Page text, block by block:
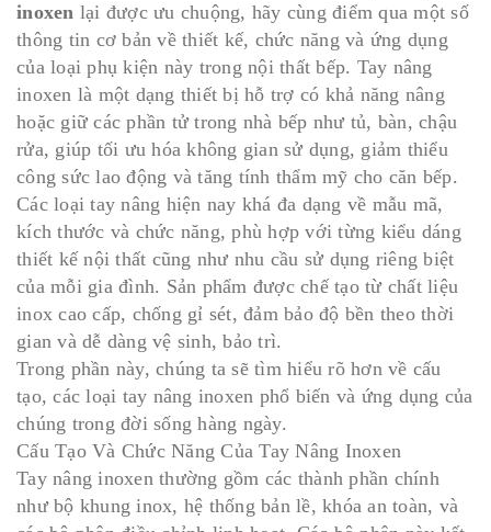
inoxen lại được ưu chuộng, hãy cùng điểm qua một số
thông tin cơ bản về thiết kế, chức năng và ứng dụng
của loại phụ kiện này trong nội thất bếp. Tay nâng
inoxen là một dạng thiết bị hỗ trợ có khả năng nâng
hoặc giữ các phần tử trong nhà bếp như tủ, bàn, chậu
rửa, giúp tối ưu hóa không gian sử dụng, giảm thiểu
công sức lao động và tăng tính thẩm mỹ cho căn bếp.
Các loại tay nâng hiện nay khá đa dạng về mẫu mã,
kích thước và chức năng, phù hợp với từng kiểu dáng
thiết kế nội thất cũng như nhu cầu sử dụng riêng biệt
của mỗi gia đình. Sản phẩm được chế tạo từ chất liệu
inox cao cấp, chống gỉ sét, đảm bảo độ bền theo thời
gian và dễ dàng vệ sinh, bảo trì.
Trong phần này, chúng ta sẽ tìm hiểu rõ hơn về cấu
tạo, các loại tay nâng inoxen phổ biến và ứng dụng của
chúng trong đời sống hàng ngày.
Cấu Tạo Và Chức Năng Của Tay Nâng Inoxen
Tay nâng inoxen thường gồm các thành phần chính
như bộ khung inox, hệ thống bản lề, khóa an toàn, và